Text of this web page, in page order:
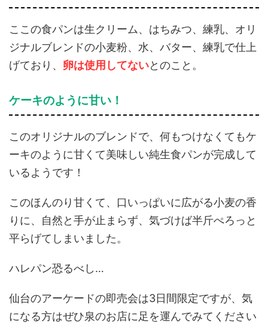
ここの食パンは生クリーム、はちみつ、練乳、オリ
ジナルブレンドの小麦粉、水、バター、練乳で仕上
げており、 卵は使用してないとのこと。
ケーキのように甘い！
このオリジナルのブレンドで、何もつけなくてもケ
ーキのように甘くて美味しい純生食パンが完成して
いるようです！
このほんのり甘くて、口いっぱいに広がる小麦の香
りに、自然と手が止まらず、気づけば半斤ぺろっと
平らげてしまいました。
ハレパン恐るべし…
仙台のアーケードの即売会は3日間限定ですが、気
になる方はぜひ泉のお店に足を運んでみてください